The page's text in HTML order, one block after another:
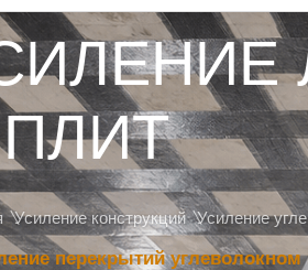
Усиление конструкций Усиление
перекрытий